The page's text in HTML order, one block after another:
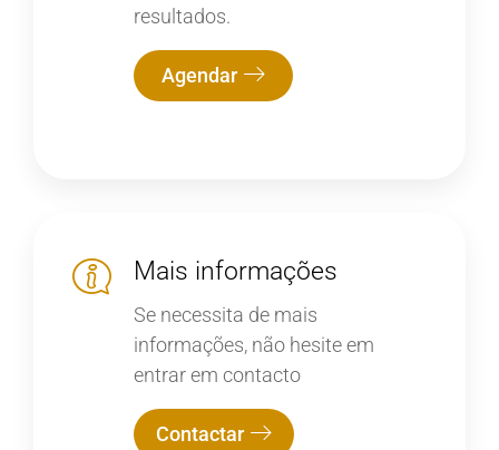
resultados.
Agendar
Mais informações
Se necessita de mais
informações, não hesite em
entrar em contacto
Contactar